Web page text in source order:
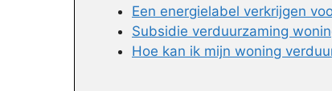
Een energielabel verkrijgen
Subsidie verduurzaming
Hoe kan ik mijn woning